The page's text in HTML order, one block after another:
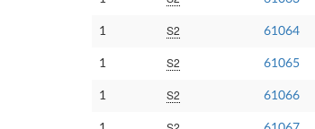
1 S2 61064
1 S2 61065
1 S2 61066